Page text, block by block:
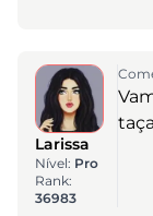
Larissa
Nível: Pro
Rank:
36983